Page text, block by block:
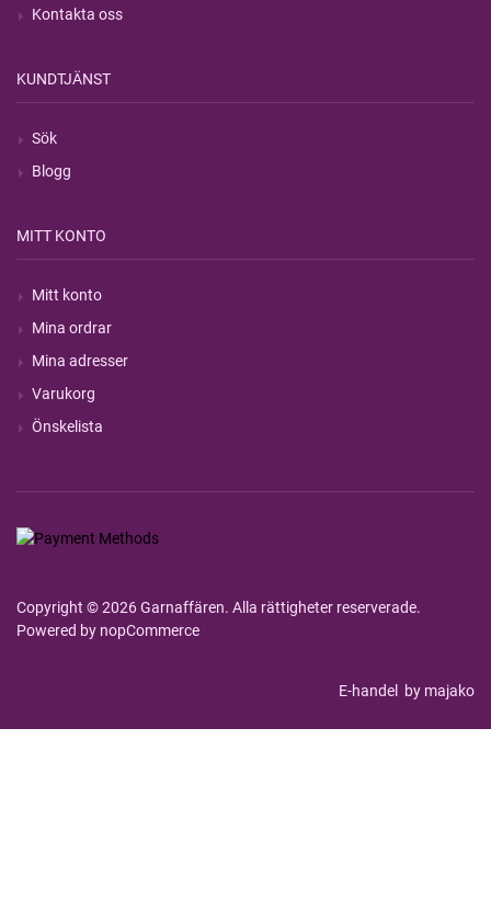
Kontakta oss
KUNDTJÄNST
Sök
Blogg
MITT KONTO
Mitt konto
Mina ordrar
Mina adresser
Varukorg
Önskelista
Copyright © 2026 Garnaffären. Alla rättigheter reserverade.
Powered by nopCommerce
E-handel by majako